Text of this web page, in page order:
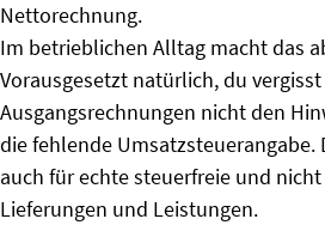
Nettorechnung.
Im betrieblichen Alltag macht das
Vorausgesetzt natürlich, du
Ausgangsrechnungen nicht den
die fehlende Umsatzsteuerangabe.
auch für echte steuerfreie und
Lieferungen und Leistungen.